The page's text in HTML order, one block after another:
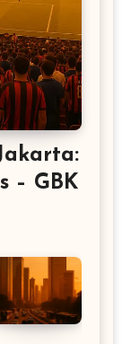
– GBK